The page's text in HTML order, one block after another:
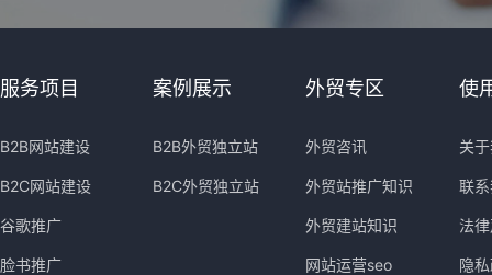
服务项目
B2B网站建设
B2C网站建设
谷歌推广
脸书推广
案例展示
B2B外贸独立站
B2C外贸独立站
外贸专区
外贸咨讯
外贸站推广知识
外贸建站知识
网站运营seo
使
关
联
法
隐